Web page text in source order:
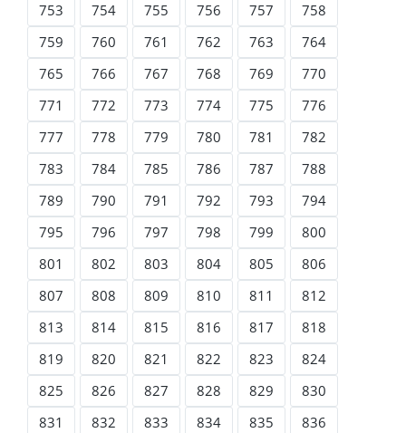
753
754 755 756 757
758
759
760 761 762 763
764
765
766 767 768 769
770
771
772 773 774 775
776
777
778 779 780 781
782
783
784 785 786 787
788
789
790 791 792 793
794
795
796 797 798 799
800
801
802 803 804 805
806
807
808 809 810 811
812
813
814 815 816 817
818
819
820 821 822 823
824
825
826 827 828 829
830
831
832 833 834 835
836